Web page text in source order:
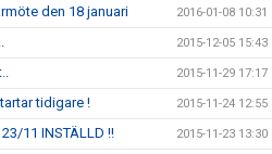
den 18 januari 2016-01-08 10:31
2015-12-05 15:43
2015-11-29 17:17
tidigare ! 2015-11-24 12:55
11 INSTÄLLD !! 2015-11-23 13:30